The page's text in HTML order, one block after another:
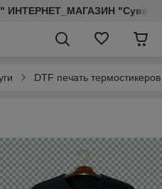
ИНТЕРНЕТ_МАГАЗИН
DTF печать термостикеров